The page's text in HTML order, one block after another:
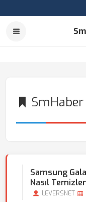
SmHaber
Samsung
Nasıl
LEVERSNET